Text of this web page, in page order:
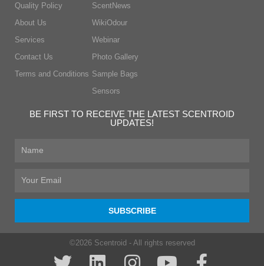
Quality Policy
About Us
Services
Contact Us
Terms and Conditions
ScentNews
WikiOdour
Webinar
Photo Gallery
Sample Bags
Sensors
BE FIRST TO RECEIVE THE LATEST SCENTROID
UPDATES!
SUBSCRIBE
©2026 Scentroid - All rights reserved